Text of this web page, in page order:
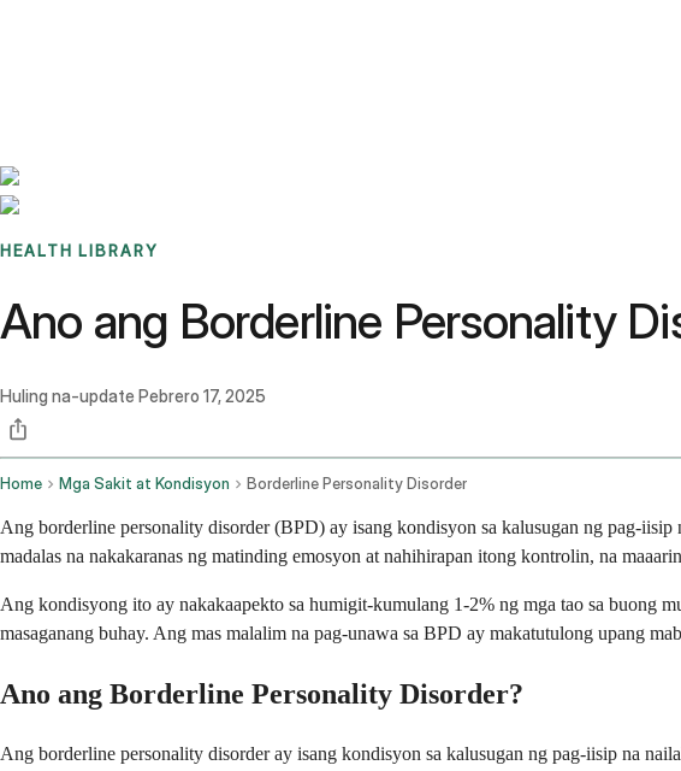
HEALTH LIBRARY
Ano ang Borderline Personality
Huling na-update Pebrero 17, 2025
Home Mga Sakit at Kondisyon Borderline Personality Disorder
Ang borderline personality disorder (BPD) ay isang kondisyon sa kalusugan ng pag-
madalas na nakakaranas ng matinding emosyon at nahihirapan itong kontrolin, na
Ang kondisyong ito ay nakakaapekto sa humigit-kumulang 1-2% ng mga tao sa buong
masaganang buhay. Ang mas malalim na pag-unawa sa BPD ay makatutulong upang
Ano ang Borderline Personality Disorder?
Ang borderline personality disorder ay isang kondisyon sa kalusugan ng pag-iisip na